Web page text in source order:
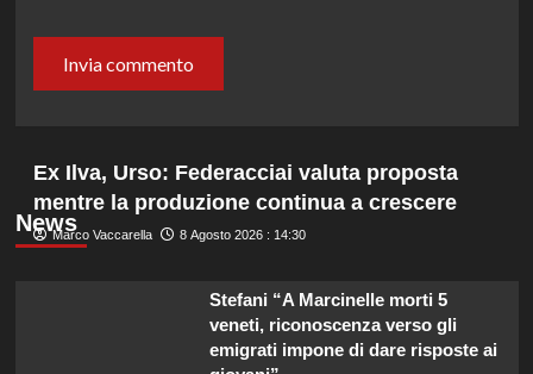
News
Ex Ilva, Urso: Federacciai valuta proposta
mentre la produzione continua a crescere
Marco Vaccarella 8 Agosto 2026 : 14:30
Stefani “A Marcinelle morti 5
veneti, riconoscenza verso gli
emigrati impone di dare risposte ai